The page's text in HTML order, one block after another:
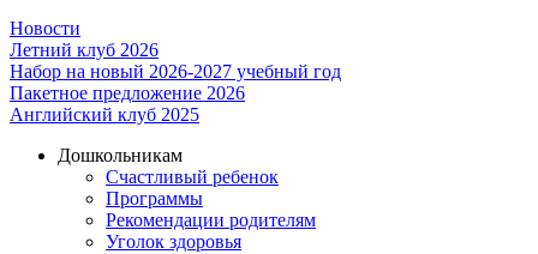
Новости
Летний клуб 2026
Набор на новый 2026-2027 учебный год
Пакетное предложение 2026
Английский клуб 2025
Дошкольникам
Счастливый ребенок
Программы
Рекомендации родителям
Уголок здоровья